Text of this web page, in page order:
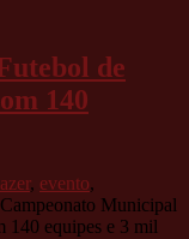
de
140
, evento,
Municipal
140 equipes e 3 mil